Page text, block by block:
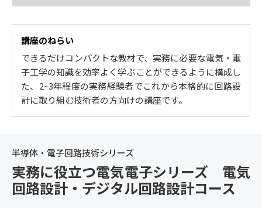
路設計
OPアンプの基礎 / 増幅回路 / アクティブフィルタ / 応用
回路
4. 【アナログ回路設計・センサ技術コース】4.センサ技術
各種センサ / センサ信号処理 / マイコンとセンサの接続
/ センサ応用回路
DCサーボモータ / ブラシレスDCサーボモータ / ACサー
ボモータ / ステッピングモータ
6. 【モータ駆動技術・電源回路コース】6.電源回路
講座のねらい
できるだけコンパクトな教材で、実務に必要な電気・電
子工学の知識を効率よく学ぶことができるように構成し
た、2~3年程度の実務経験者でこれから本格的に回路設
計に取り組む技術者の方向けの講座です。
半導体・電子回路技術シリーズ
実務に役立つ電気電子シリーズ 電気
回路設計・デジタル回路設計コース